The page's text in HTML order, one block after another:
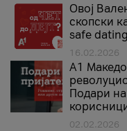
Овој
скопски
safe dating
16.02.2026
А1
Подари
02.02.2026